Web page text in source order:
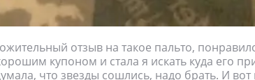
отзыв на такое пальто,
купоном и стала я искать куда его
что звезды сошлись, надо брать. И